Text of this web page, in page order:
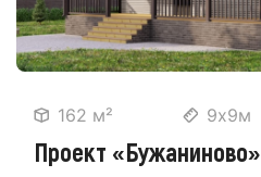
162 м² 9х9м
Проект «Бужаниново»